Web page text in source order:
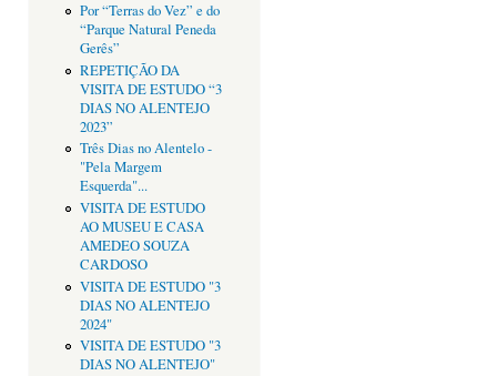
Por “Terras do Vez” e do
“Parque Natural Peneda
Gerês”
REPETIÇÃO DA
VISITA DE ESTUDO “3
DIAS NO ALENTEJO
2023”
Três Dias no Alentelo -
"Pela Margem
Esquerda"...
VISITA DE ESTUDO
AO MUSEU E CASA
AMEDEO SOUZA
CARDOSO
VISITA DE ESTUDO "3
DIAS NO ALENTEJO
2024"
VISITA DE ESTUDO "3
DIAS NO ALENTEJO"